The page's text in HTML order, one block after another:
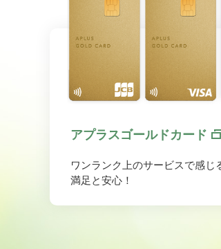
アプラスゴールドカード
ワンランク上のサービスで感じ
満足と安心！